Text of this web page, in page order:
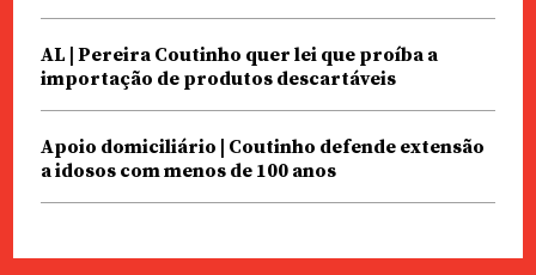
AL | Pereira Coutinho quer lei que proíba a
importação de produtos descartáveis
Apoio domiciliário | Coutinho defende extensão
a idosos com menos de 100 anos